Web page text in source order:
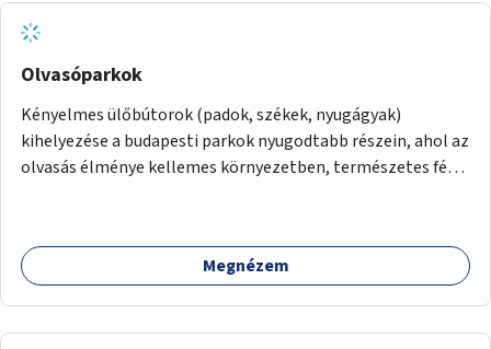
Olvasóparkok
Kényelmes ülőbútorok (padok, székek, nyugágyak)
kihelyezése a budapesti parkok nyugodtabb részein, ahol az
olvasás élménye kellemes környezetben, természetes fény
adnának a kikapcsolódásra, az olvasás népszerűsítésére.
Megnézem